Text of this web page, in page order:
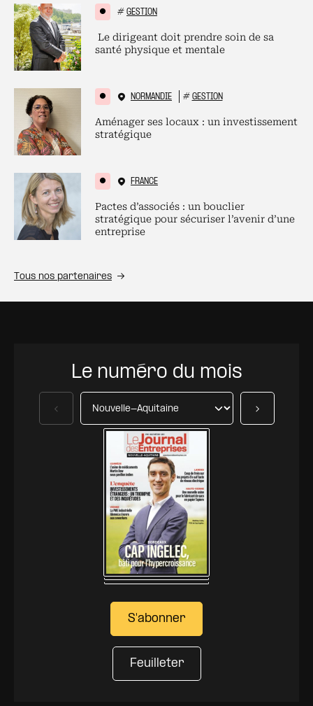
# GESTION
Le dirigeant doit prendre soin de sa
santé physique et mentale
NORMANDIE # GESTION
Aménager ses locaux : un investissement
stratégique
FRANCE
Pactes d’associés : un bouclier
stratégique pour sécuriser l’avenir d’une
entreprise
Tous nos partenaires
Le numéro du mois
S'abonner
Feuilleter
Précédent Suivant